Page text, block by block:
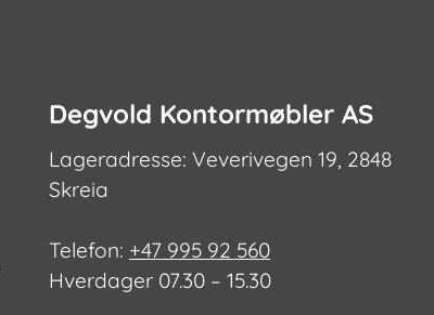
Degvold Kontormøbler AS
Lageradresse: Veverivegen 19, 2848
Skreia
Telefon: +47 995 92 560
Hverdager 07.30 – 15.30